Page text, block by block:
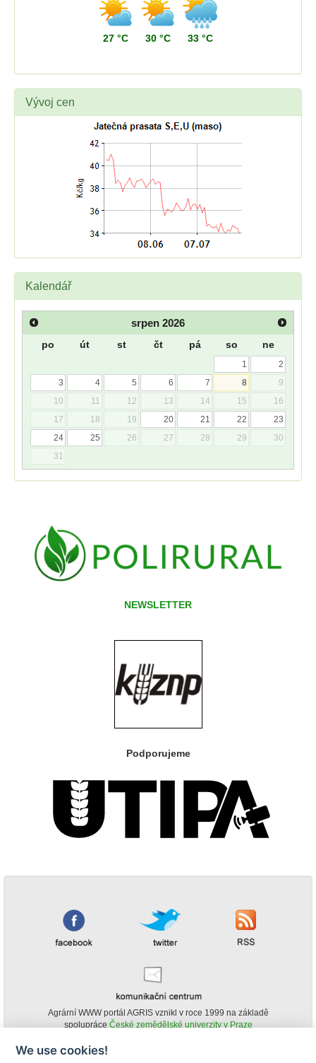
27 °C 30 °C 33 °C
Vývoj cen
Kalendář
srpen 2026
po út st čt pá so ne
1
2
3
4 5 6 7 8
9
10
11 12 13 14 15
16
17
18 19 20 21 22
23
24
25 26 27 28 29
30
31
NEWSLETTER
Podporujeme
Agrární WWW portál AGRIS vznikl v roce 1999 na základě
spolupráce České zemědělské univerzity v Praze
We use cookies!